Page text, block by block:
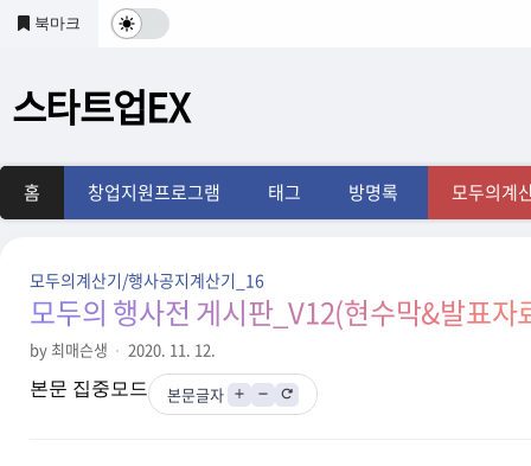
본문 바로가기
북마크
다
및
기
드
전
환
스타트업EX
홈 창업지원프로그램 태그 방명록 모두의계
모두의계산기/행사공지계산기_16
모두의 행사전 게시판_V12(현수막&발표
by 최매슨생 2020. 11. 12.
본문 집중모드 본문글자